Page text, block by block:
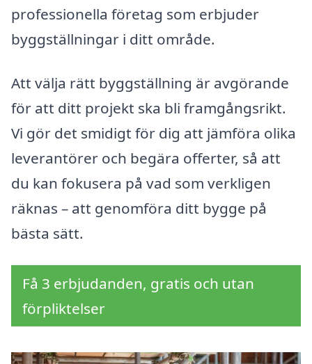
professionella företag som erbjuder
byggställningar i ditt område.
Att välja rätt byggställning är avgörande
för att ditt projekt ska bli framgångsrikt.
Vi gör det smidigt för dig att jämföra olika
leverantörer och begära offerter, så att
du kan fokusera på vad som verkligen
räknas – att genomföra ditt bygge på
bästa sätt.
Få 3 erbjudanden, gratis och utan
förpliktelser